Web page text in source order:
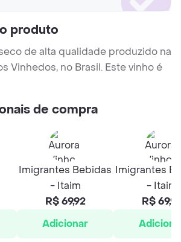
produto
de alta qualidade produzido na
Vinhedos, no Brasil. Este vinho é
de compra
Imigrantes Bebidas
- Itaim
R$ 69,92
Adicionar
Imigrantes
- Itaim
R$